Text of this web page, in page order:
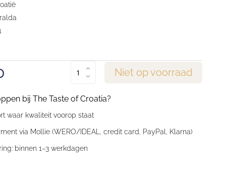
Niet op voorraad
bij The Taste of Croatia?
waar kwaliteit voorop staat
via Mollie (WERO/IDEAL, credit card, PayPal, Klarna)
binnen 1–3 werkdagen